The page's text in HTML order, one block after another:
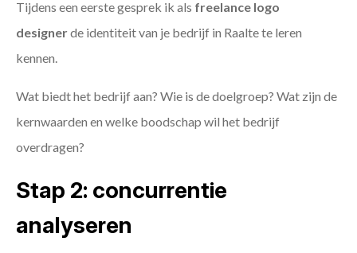
Tijdens een eerste gesprek ik als freelance logo
designerde identiteit van je bedrijf in Raalte te leren
kennen.
Wat biedt het bedrijf aan? Wie is de doelgroep? Wat zijn de
kernwaarden en welke boodschap wil het bedrijf
overdragen?
Stap 2: concurrentie
analyseren